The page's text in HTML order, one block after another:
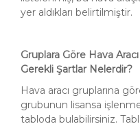
yer aldıkları belirtilmiştir.
Gruplara Göre Hava
Gerekli Şartlar Nelerdir?
Hava aracı gruplarına
grubunun lisansa
tabloda bulabilirsiniz.